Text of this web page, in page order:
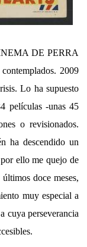
DE PERRA
2009
Lo ha supuesto
películas -unas 45
o revisionados.
ha descendido un
ello me quejo de
doce meses,
muy especial a
cuya perseverancia